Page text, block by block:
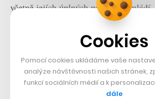
včetně jejích úplných počátků v
v autobiografickém snímku
rodinná zkušenost ho neopouštěla ani
bombastické, ale o to naturalističtější
linie) novou vlnu diváckého zájmu o
Cookies
Pomocí cookies ukládáme vaše
analýze návštěvnosti našich stránek,
funkcí sociálních médií a k
dále